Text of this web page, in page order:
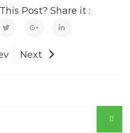
Post? Share it :
Next